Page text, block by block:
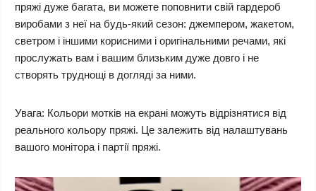
пряжі дуже багата, ви можете поповнити свій гардероб
виробами з неї на будь-який сезон: джемпером, жакетом,
светром і іншими корисними і оригінальними речами, які
прослужать вам і вашим близьким дуже довго і не
створять труднощі в догляді за ними.
Увага: Кольори мотків на екрані можуть відрізнятися від
реального кольору пряжі. Це залежить від налаштувань
вашого монітора і партії пряжі.